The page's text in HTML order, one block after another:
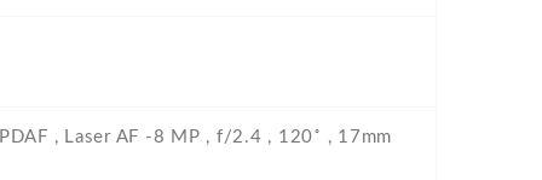
, Laser AF -8 MP , f/2.4 , 120˚ , 17mm